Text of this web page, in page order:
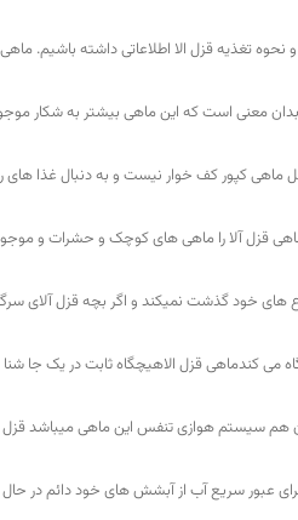
و نحوه تغذیه قزل الا اطلاعاتی داشته باشیم.
بدان معنی است که این ماهی بیشتر به شکار
ماهی کپور کف خوار نیست و به دنبال غذا های
قزل آلا را ماهی های کوچک و حشرات و
های خود گذشت نمیکند و اگر بچه قزل آلای
می کندماهی قزل الاهیچگاه ثابت در یک جا
هم سیستم هوازی تنفس این ماهی میباشد قزل
عبور سریع آب از آبشش های خود دائم در